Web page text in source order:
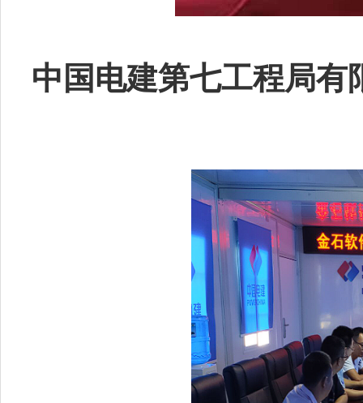
中国电建第七工程局有